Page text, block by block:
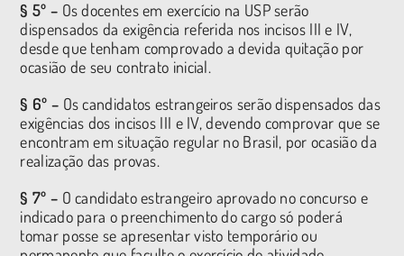
§ 5º – Os docentes em exercício na USP serão
dispensados da exigência referida nos incisos III e IV,
desde que tenham comprovado a devida quitação por
ocasião de seu contrato inicial.
§ 6º – Os candidatos estrangeiros serão dispensados das
exigências dos incisos III e IV, devendo comprovar que se
encontram em situação regular no Brasil, por ocasião da
realização das provas.
§ 7º – O candidato estrangeiro aprovado no concurso e
indicado para o preenchimento do cargo só poderá
tomar posse se apresentar visto temporário ou